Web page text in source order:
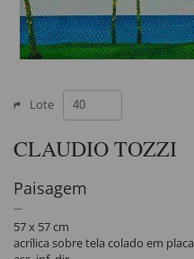
Lote
CLAUDIO TOZZI
Paisagem
57 x 57 cm
acrílica sobre tela colado em placa